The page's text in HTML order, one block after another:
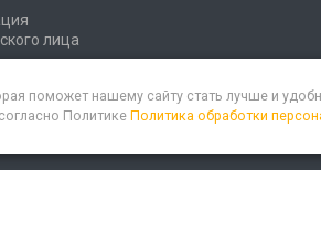
лица
поможет нашему сайту стать лучше и
ПолитикеПолитика обработки